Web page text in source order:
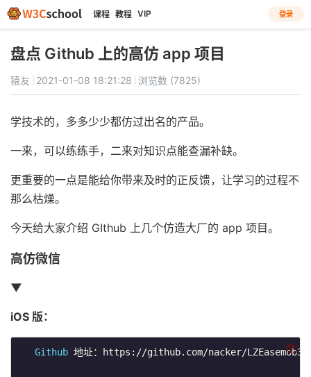
课程 教程 VIP 登录
盘点 Github 上的高仿 app 项目
猿友 2021-01-08 18:21:28 浏览数 (7825)
学技术的，多多少少都仿过出名的产品。
一来，可以练练手，二来对知识点能查漏补缺。
更重要的一点是能给你带来及时的正反馈，让学习的过程不
那么枯燥。
今天给大家介绍 GIthub 上几个仿造大厂的 app 项目。
高仿微信
▼
iOS 版：
Github 地址：https://github.com/nacker/LZEasemob3